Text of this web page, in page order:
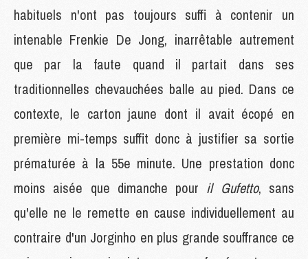
habituels n'ont pas toujours suffi à contenir un
intenable Frenkie De Jong, inarrêtable autrement
que par la faute quand il partait dans ses
traditionnelles chevauchées balle au pied. Dans ce
contexte, le carton jaune dont il avait écopé en
première mi-temps suffit donc à justifier sa sortie
prématurée à la 55e minute. Une prestation donc
moins aisée que dimanche pour il Gufetto, sans
qu'elle ne le remette en cause individuellement au
contraire d'un Jorginho en plus grande souffrance ce